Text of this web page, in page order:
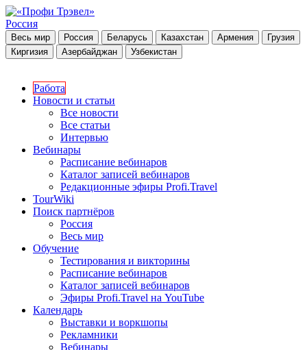
Россия
Весь мир Россия Беларусь Казахстан Армения
Грузия
Киргизия
Азербайджан Узбекистан
Работа
Новости и статьи
Все новости
Все статьи
Интервью
Вебинары
Расписание вебинаров
Каталог записей вебинаров
Редакционные эфиры Profi.Travel
TourWiki
Поиск партнёров
Россия
Весь мир
Обучение
Тестирования и викторины
Расписание вебинаров
Каталог записей вебинаров
Эфиры Profi.Travel на YouTube
Календарь
Выставки и воркшопы
Рекламники
Вебинары